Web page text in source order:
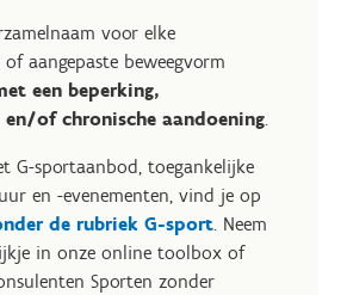
voor elke
aangepaste beweegvorm
een beperking,
of chronische aandoening.
G-sportaanbod, toegankelijke
en -evenementen, vind je op
de rubriek G-sport. Neem
in onze online toolbox of
Sporten zonder